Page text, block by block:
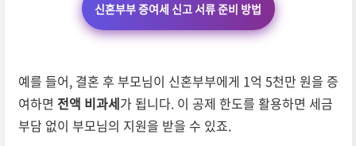
신혼부부 증여세 신고 서류 준비 방법
예를 들어, 결혼 후 부모님이 신혼부부에게 1억 5천만 원을 증
여하면 전액 비과세가 됩니다. 이 공제 한도를 활용하면 세금
부담 없이 부모님의 지원을 받을 수 있죠.